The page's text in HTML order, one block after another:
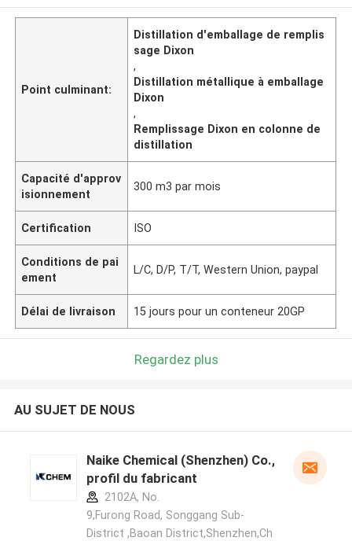
Point culminant:
Distillation d'emballage de remplis
sage Dixon
,
Distillation métallique à emballage
Dixon
,
Remplissage Dixon en colonne de
distillation
Capacité d'approv
isionnement
300 m3 par mois
Certification ISO
Conditions de pai
ement
L/C, D/P, T/T, Western Union, paypal
Délai de livraison 15 jours pour un conteneur 20GP
Regardez plus
AU SUJET DE NOUS
Naike Chemical (Shenzhen) Co., Ltd
profil du fabricant
2102A, No.
9,Furong Road, Songgang Sub-
District ,Baoan District,Shenzhen,Ch